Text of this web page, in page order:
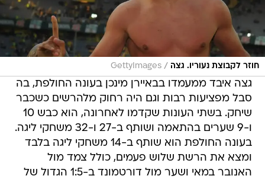
חוזר לקבוצת נעוריו. גצה /
GettyImages
גצה איבד ממעמדו בבאיירן מינכן בעונה החולפת, בה
סבל מפציעות רבות וגם היה רחוק מלהרשים כשכבר
שיחק. בשתי העונות שקדמו לאחרונה, הוא כבש 10
ו-9 שערים בהתאמה ושותף ב-27 ו-32 משחקי ליגה.
בעונה החולפת הוא שותף ב-14 משחקי ליגה בלבד
ומצא את הרשת שלוש פעמים, כולל צמד מול
האנובר במאי ושער מול דורטמונד ב-1:5 הגדול של